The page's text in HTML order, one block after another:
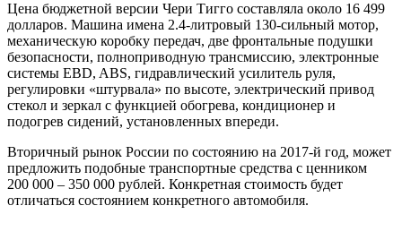
Цена бюджетной версии Чери Тигго составляла около 16 499
долларов. Машина имена 2.4-литровый 130-сильный мотор,
механическую коробку передач, две фронтальные подушки
безопасности, полноприводную трансмиссию, электронные
системы EBD, ABS, гидравлический усилитель руля,
регулировки «штурвала» по высоте, электрический привод
стекол и зеркал с функцией обогрева, кондиционер и
подогрев сидений, установленных впереди.
Вторичный рынок России по состоянию на 2017-й год, может
предложить подобные транспортные средства с ценником
200 000 – 350 000 рублей. Конкретная стоимость будет
отличаться состоянием конкретного автомобиля.